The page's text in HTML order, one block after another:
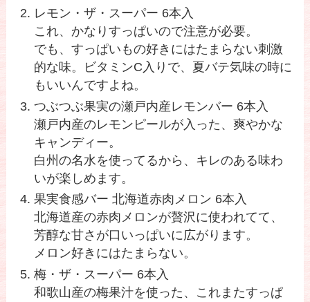
レモン・ザ・スーパー 6本入
これ、かなりすっぱいので注意が必要。
でも、すっぱいもの好きにはたまらない刺激
的な味。ビタミンC入りで、夏バテ気味の時に
もいいんですよね。
つぶつぶ果実の瀬戸内産レモンバー 6本入
瀬戸内産のレモンピールが入った、爽やかな
キャンディー。
白州の名水を使ってるから、キレのある味わ
いが楽しめます。
果実食感バー 北海道赤肉メロン 6本入
北海道産の赤肉メロンが贅沢に使われてて、
芳醇な甘さが口いっぱいに広がります。
メロン好きにはたまらない。
梅・ザ・スーパー 6本入
和歌山産の梅果汁を使った、これまたすっぱ